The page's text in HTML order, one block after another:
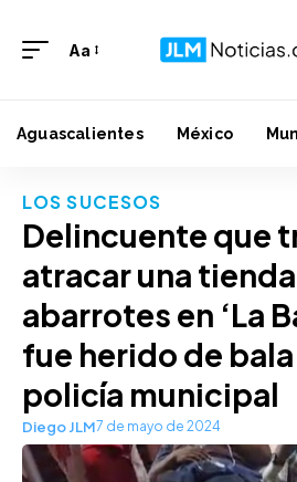
Aa
Aguascalientes México
LOS SUCESOS
Delincuente que
atracar una
abarrotes en ‘La
fue herido de
policía municipal
Diego JLM7 de mayo de 2024